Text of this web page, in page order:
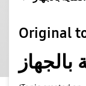
Original
بالجهاز